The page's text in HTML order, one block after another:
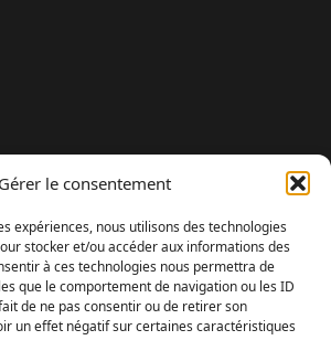
Gérer le consentement
expériences, nous utilisons des technologies
stocker et/ou accéder aux informations des
à ces technologies nous permettra de
que le comportement de navigation ou les ID
de ne pas consentir ou de retirer son
un effet négatif sur certaines caractéristiques
Mercedes-Benz DREUX / Mercedes-Benz
Caen – AUBIN NORMANDIE /
– LAMARTINE AUTOMOBILES /
– DAVIS MONGAZONS /
sur-Eure – DAVIS 28 /Mercedes-Benz
Saint-Romain-de-Colbosc –
/
Mercedes-Benz Lisieux SOVELEX /